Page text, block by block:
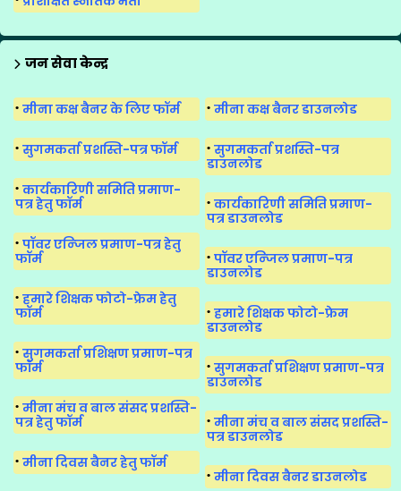
जन सेवा केन्द्र
मीना कक्ष बैनर के लिए फॉर्म मीना कक्ष बैनर डाउनलोड
सुगमकर्ता प्रशस्ति-पत्र फॉर्म
सुगमकर्ता प्रशस्ति-पत्र
डाउनलोड
कार्यकारिणी समिति प्रमाण-
पत्र हेतु फॉर्म
कार्यकारिणी समिति प्रमाण-
पत्र डाउनलोड
पॉवर एन्जिल प्रमाण-पत्र हेतु
फॉर्म
पॉवर एन्जिल प्रमाण-पत्र
डाउनलोड
हमारे शिक्षक फोटो-फ्रेम हेतु
फॉर्म
हमारे शिक्षक फोटो-फ्रेम
डाउनलोड
सुगमकर्ता प्रशिक्षण प्रमाण-पत्र
फॉर्म
सुगमकर्ता प्रशिक्षण प्रमाण-पत्र
डाउनलोड
मीना मंच व बाल संसद प्रशस्ति-
पत्र हेतु फॉर्म
मीना मंच व बाल संसद प्रशस्ति-
पत्र डाउनलोड
मीना दिवस बैनर हेतु फॉर्म
मीना दिवस बैनर डाउनलोड